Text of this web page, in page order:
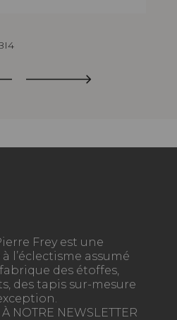
Frey est une
l’éclectisme assumé
des étoffes,
des tapis sur-mesure
NOTRE NEWSLETTER